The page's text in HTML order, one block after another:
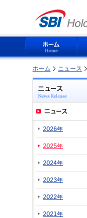
ホーム ニュース
2026年
2025年
2024年
2023年
2022年
2021年